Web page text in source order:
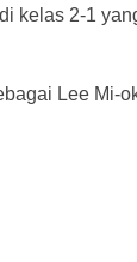
kelas 2-1
Lee Mi-